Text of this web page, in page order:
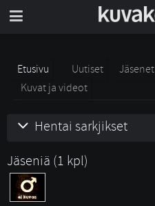
Etusivu Uutiset Jäsenet
Kuvat ja videot
Hentai sarkjikset
Jäseniä (1 kpl)